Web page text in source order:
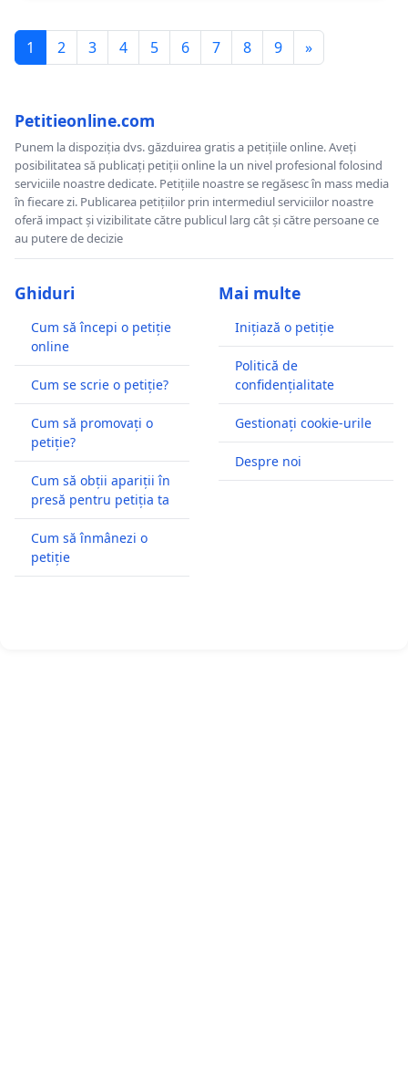
1 2 3 4 5 6 7 8 9 »
Petitieonline.com
Punem la dispoziția dvs. găzduirea gratis a petițiile online. Aveți
posibilitatea să publicați petiții online la un nivel profesional folosind
serviciile noastre dedicate. Petițiile noastre se regăsesc în mass media
în fiecare zi. Publicarea petițiilor prin intermediul serviciilor noastre
oferă impact și vizibilitate către publicul larg cât și către persoane ce
au putere de decizie
Ghiduri
Cum să începi o petiție
online
Cum se scrie o petiție?
Cum să promovați o
petiție?
Cum să obții apariții în
presă pentru petiția ta
Cum să înmânezi o
petiție
Mai multe
Inițiază o petiție
Politică de
confidențialitate
Gestionați cookie-urile
Despre noi